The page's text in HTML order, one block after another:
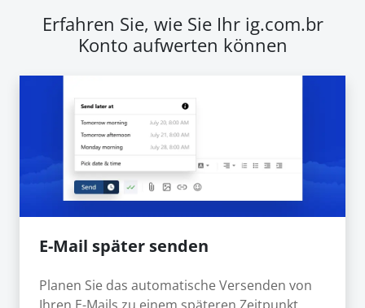
Erfahren Sie, wie Sie Ihr ig.com.br
Konto aufwerten können
E-Mail später senden
Planen Sie das automatische Versenden von